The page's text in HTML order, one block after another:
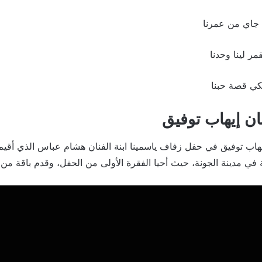
جاي من عمرنا
لينا وحدنا
قصة حبنا
إيهاب توفيق
توفيق في حفل زفاف ياسمينا ابنة الفنان هشام عباس الذي
في مدينة الجونة، حيث أحيا الفقرة الأولى من الحفل، وقدم باقة